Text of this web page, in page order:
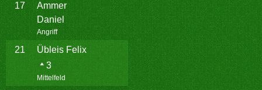
17
Ammer
Daniel
Angriff
21
Übleis Felix
3
Mittelfeld